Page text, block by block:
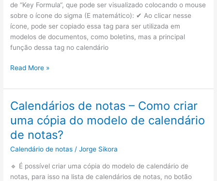
de
nota
para
exibir
em
se
do
mínimo?
de “Key Formula“, que pode ser visualizado colocando o mouse
sobre o ícone do sigma (E matemático): ✔ Ao clicar nesse
ícone, pode ser copiado essa tag para ser utilizada em
modelos de documentos, como boletins, mas a principal
função dessa tag no calendário
Calendários
notas
Como
montar
uma
Fórmula
Matemática?
Read More »
Calendários de notas – Como criar
uma cópia do modelo de calendário
de notas?
Calendário de notas /Jorge Sikora
🔹 É possível criar uma cópia do modelo de calendário de
notas, para isso na lista de calendários de notas, no botão